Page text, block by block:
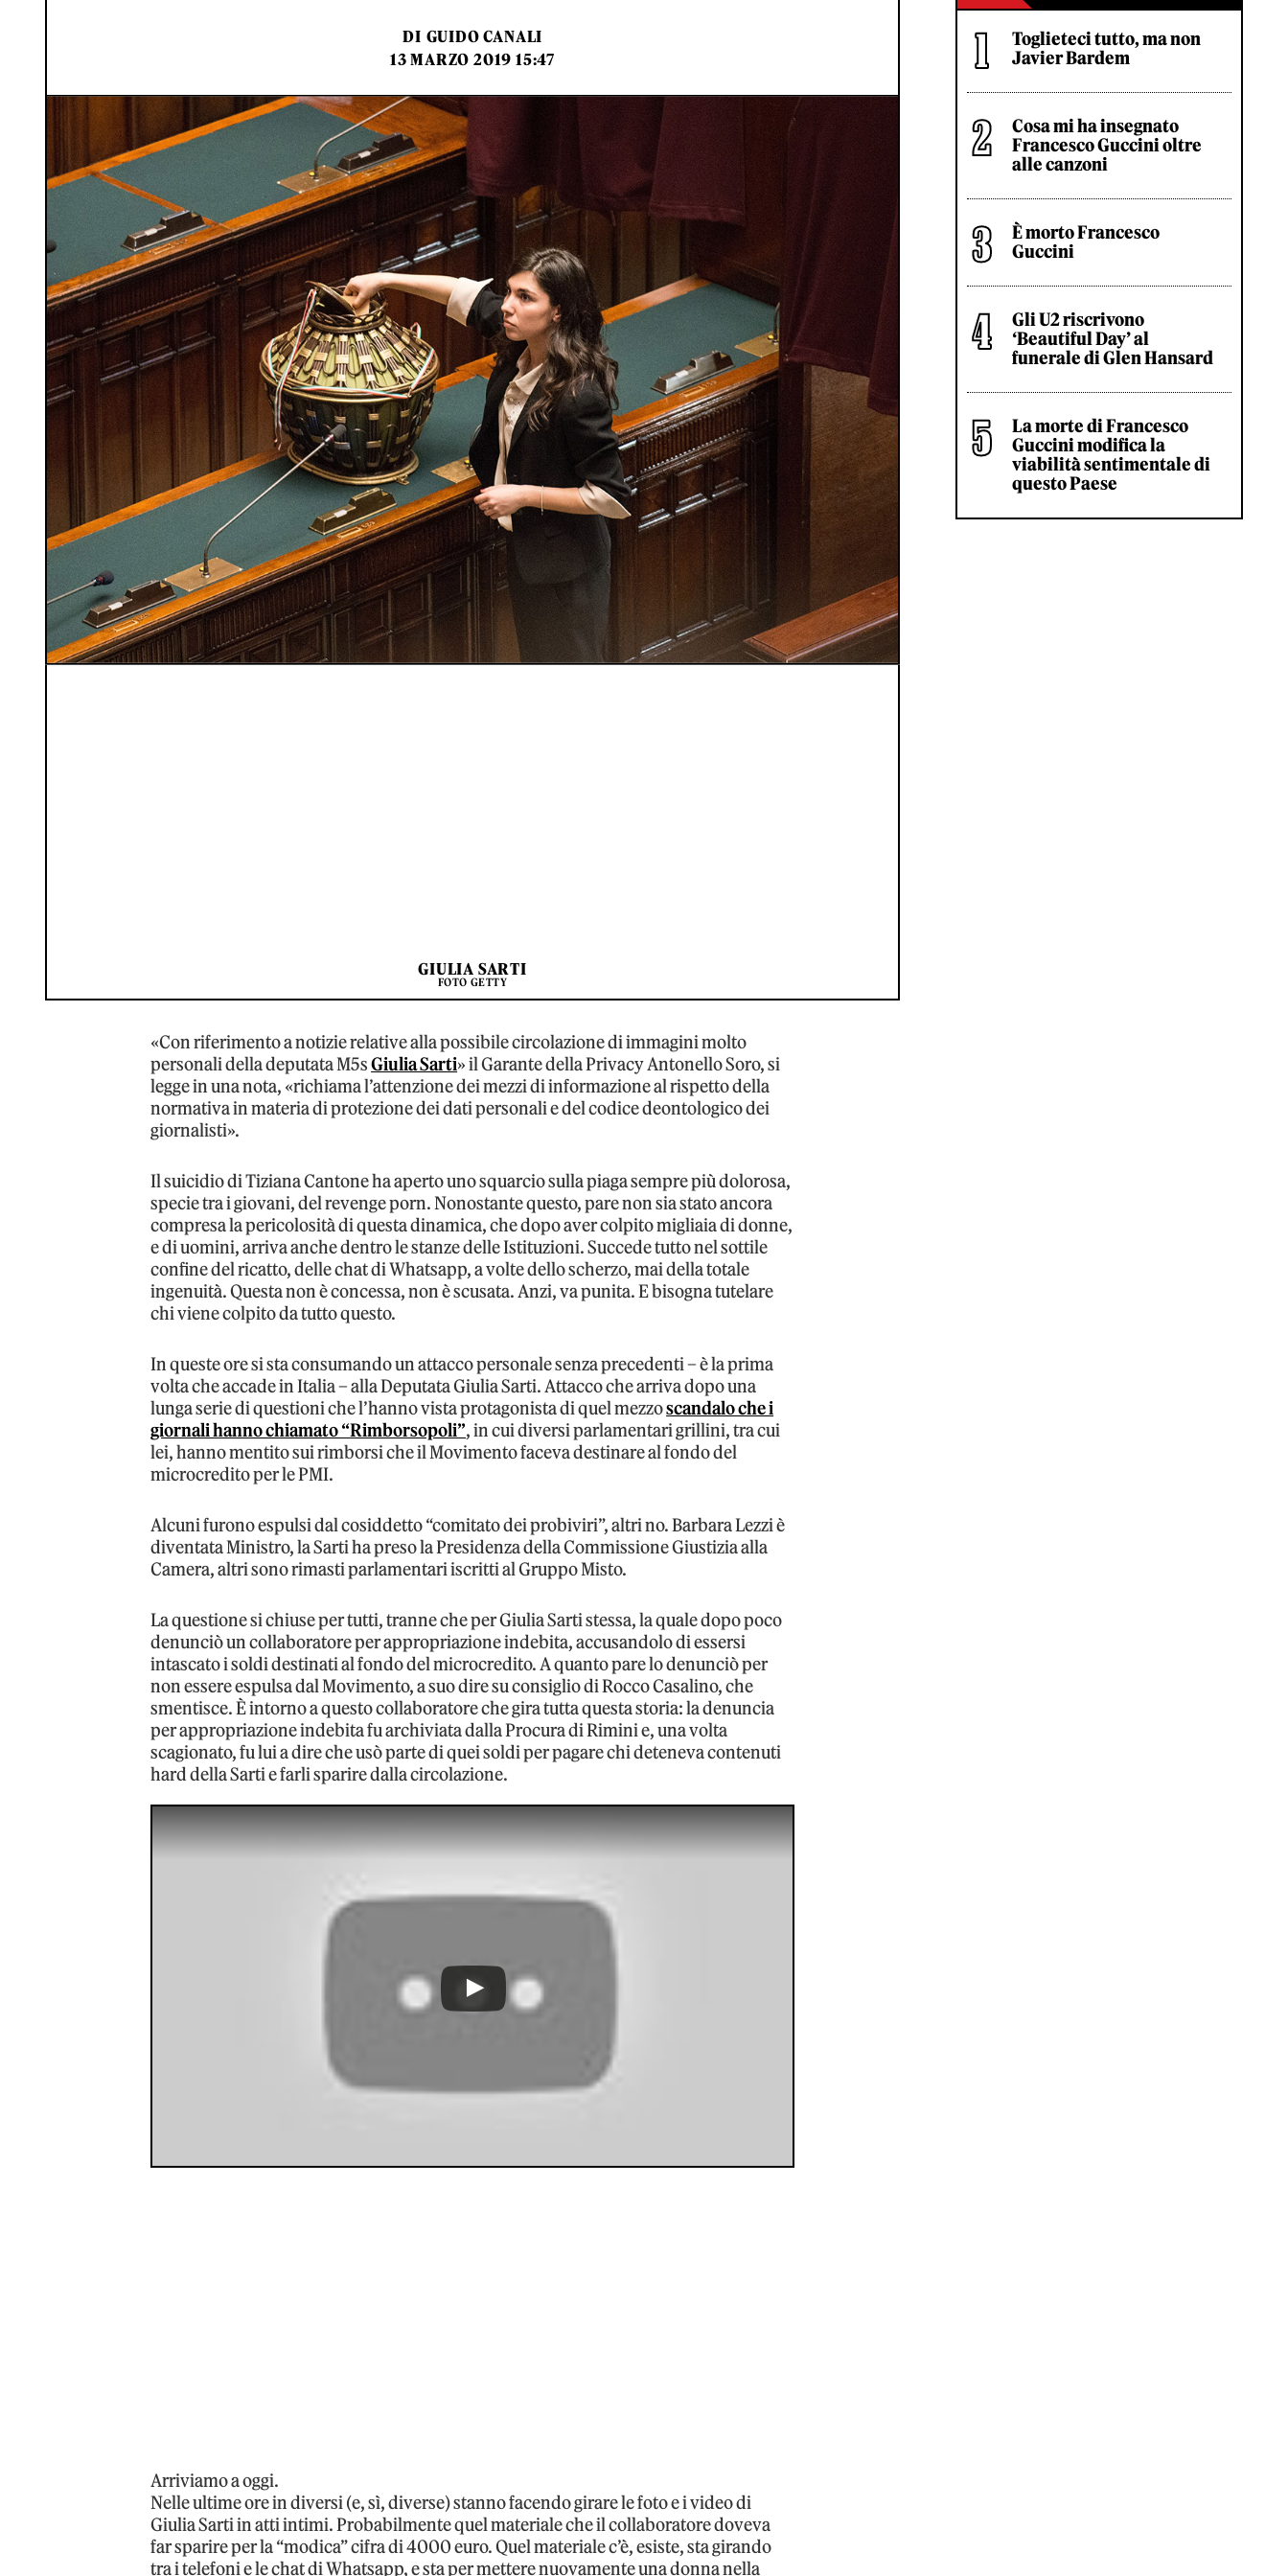
DI GUIDO CANALI
13 MARZO 2019 15:47
GIULIA SARTI
FOTO GETTY
«Con riferimento a notizie relative alla possibile circolazione di immagini molto
personali della deputata M5sGiulia Sarti» il Garante della Privacy Antonello Soro, si
legge in una nota, «richiama l’attenzione dei mezzi di informazione al rispetto della
normativa in materia di protezione dei dati personali e del codice deontologico dei
giornalisti».
Il suicidio di Tiziana Cantone ha aperto uno squarcio sulla piaga sempre più dolorosa,
specie tra i giovani, del revenge porn. Nonostante questo, pare non sia stato ancora
compresa la pericolosità di questa dinamica, che dopo aver colpito migliaia di donne,
e di uomini, arriva anche dentro le stanze delle Istituzioni. Succede tutto nel sottile
confine del ricatto, delle chat di Whatsapp, a volte dello scherzo, mai della totale
ingenuità. Questa non è concessa, non è scusata. Anzi, va punita. E bisogna tutelare
chi viene colpito da tutto questo.
In queste ore si sta consumando un attacco personale senza precedenti – è la prima
volta che accade in Italia – alla Deputata Giulia Sarti. Attacco che arriva dopo una
lunga serie di questioni che l’hanno vista protagonista di quel mezzoscandalo che i
giornali hanno chiamato “Rimborsopoli”, in cui diversi parlamentari grillini, tra cui
lei, hanno mentito sui rimborsi che il Movimento faceva destinare al fondo del
microcredito per le PMI.
Alcuni furono espulsi dal cosiddetto “comitato dei probiviri”, altri no. Barbara Lezzi è
diventata Ministro, la Sarti ha preso la Presidenza della Commissione Giustizia alla
Camera, altri sono rimasti parlamentari iscritti al Gruppo Misto.
La questione si chiuse per tutti, tranne che per Giulia Sarti stessa, la quale dopo poco
denunciò un collaboratore per appropriazione indebita, accusandolo di essersi
intascato i soldi destinati al fondo del microcredito. A quanto pare lo denunciò per
non essere espulsa dal Movimento, a suo dire su consiglio di Rocco Casalino, che
smentisce. È intorno a questo collaboratore che gira tutta questa storia: la denuncia
per appropriazione indebita fu archiviata dalla Procura di Rimini e, una volta
scagionato, fu lui a dire che usò parte di quei soldi per pagare chi deteneva contenuti
hard della Sarti e farli sparire dalla circolazione.
Arriviamo a oggi.
Nelle ultime ore in diversi (e, sì, diverse) stanno facendo girare le foto e i video di
Giulia Sarti in atti intimi. Probabilmente quel materiale che il collaboratore doveva
far sparire per la “modica” cifra di 4000 euro. Quel materiale c’è, esiste, sta girando
tra i telefoni e le chat di Whatsapp, e sta per mettere nuovamente una donna nella
Toglieteci tutto, ma non
Javier Bardem
Cosa mi ha insegnato
Francesco Guccini oltre
alle canzoni
È morto Francesco
Guccini
Gli U2 riscrivono
‘Beautiful Day’ al
funerale di Glen Hansard
La morte di Francesco
Guccini modifica la
viabilità sentimentale di
questo Paese